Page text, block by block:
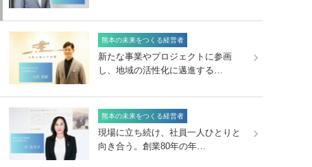
熊本の未来をつくる経営者
新たな事業やプロジェクトに参画
し、地域の活性化に邁進する…
熊本の未来をつくる経営者
現場に立ち続け、社員一人ひとりと
向き合う。創業80年の年…